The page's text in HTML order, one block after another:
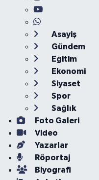
Asayiş
Gündem
Eğitim
Ekonomi
Siyaset
Spor
Sağlık
Foto Galeri
Video
Yazarlar
Röportaj
Biyografi